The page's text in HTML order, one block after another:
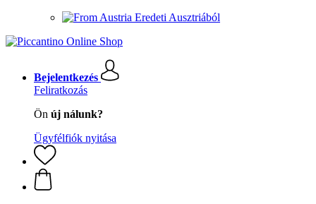
Eredeti Ausztriából
Bejelentkezés
Feliratkozás
Ön új nálunk?
Ügyfélfiók nyitása